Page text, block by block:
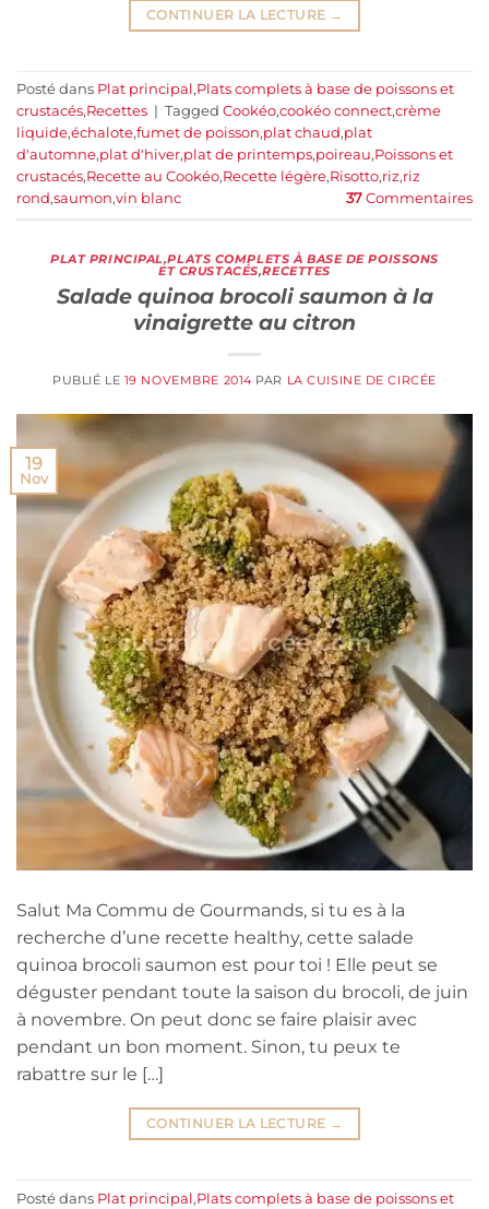
CONTINUER LA LECTURE →
Posté dans Plat principal,Plats complets à base de poissons et
crustacés,Recettes | Tagged Cookéo,cookéo connect,crème
liquide,échalote,fumet de poisson,plat chaud,plat
d'automne,plat d'hiver,plat de printemps,poireau,Poissons et
crustacés,Recette au Cookéo,Recette légère,Risotto,riz,riz
rond,saumon,vin blanc 37 Commentaires
PLAT PRINCIPAL,PLATS COMPLETS À BASE DE POISSONS
ET CRUSTACÉS,RECETTES
Salade quinoa brocoli saumon à la
vinaigrette au citron
PUBLIÉ LE 19 NOVEMBRE 2014 PAR LA CUISINE DE CIRCÉE
19
Nov
Salut Ma Commu de Gourmands, si tu es à la
recherche d’une recette healthy, cette salade
quinoa brocoli saumon est pour toi ! Elle peut se
déguster pendant toute la saison du brocoli, de juin
à novembre. On peut donc se faire plaisir avec
pendant un bon moment. Sinon, tu peux te
rabattre sur le […]
CONTINUER LA LECTURE →
Posté dans Plat principal,Plats complets à base de poissons et